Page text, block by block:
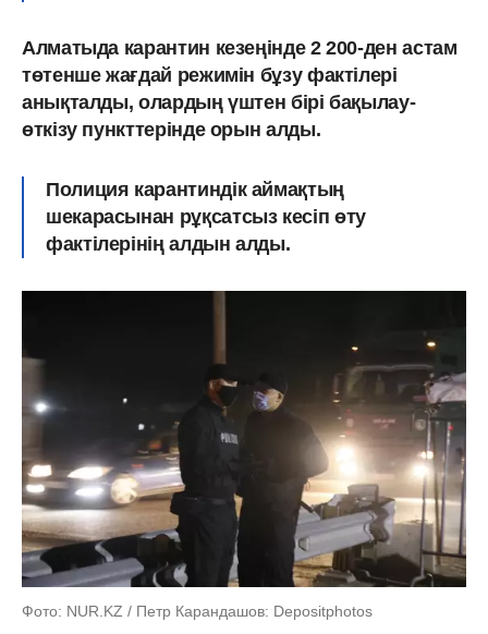
Алматыда карантин кезеңінде 2 200-ден астам
төтенше жағдай режимін бұзу фактілері
анықталды, олардың үштен бірі бақылау-
өткізу пункттерінде орын алды.
Полиция карантиндік аймақтың
шекарасынан рұқсатсыз кесіп өту
фактілерінің алдын алды.
Фото: NUR.KZ / Петр Карандашов: Depositphotos